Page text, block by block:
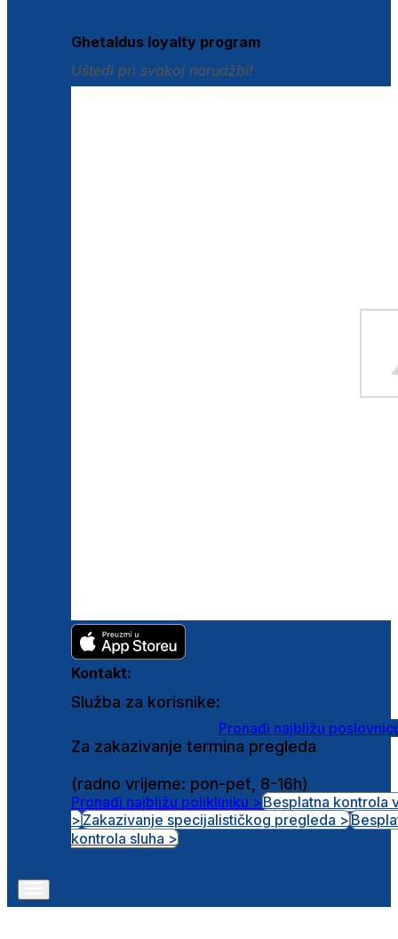
Ghetaldus loyalty program
Uštedi pri svakoj narudžbi!
Kontakt:
Služba za korisnike:
Pronađi najbližu
Za zakazivanje termina pregleda
(radno vrijeme: pon-pet, 8-16h)
Pronađi najbližu polikliniku >Besplatna kontrola
>Zakazivanje specijalističkog pregleda >
kontrola sluha >